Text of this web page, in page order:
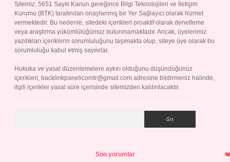
Sitemiz, 5651 Sayılı Kanun gereğince Bilgi Teknolojileri ve İletişim
Kurumu (BTK) tarafından onaylanmış bir Yer Sağlayıcı olarak hizmet
vermektedir. Bu nedenle, sitedeki içerikleri proaktif olarak denetleme
veya araştırma yükümlülüğümüz bulunmamaktadır. Ancak, üyelerimiz
yazdıkları içeriklerin sorumluluğunu taşımakta olup, siteye üye olarak bu
sorumluluğu kabul etmiş sayılırlar.
Hukuka ve yasal düzenlemelere aykırı olduğunu düşündüğünüz
içerikleri, backlinkpanelicomtr@gmail.com adresine bildirmeniz halinde,
ilgili içerikler yasal süre içerisinde sitemizden kaldırılacaktır.
Son yorumlar